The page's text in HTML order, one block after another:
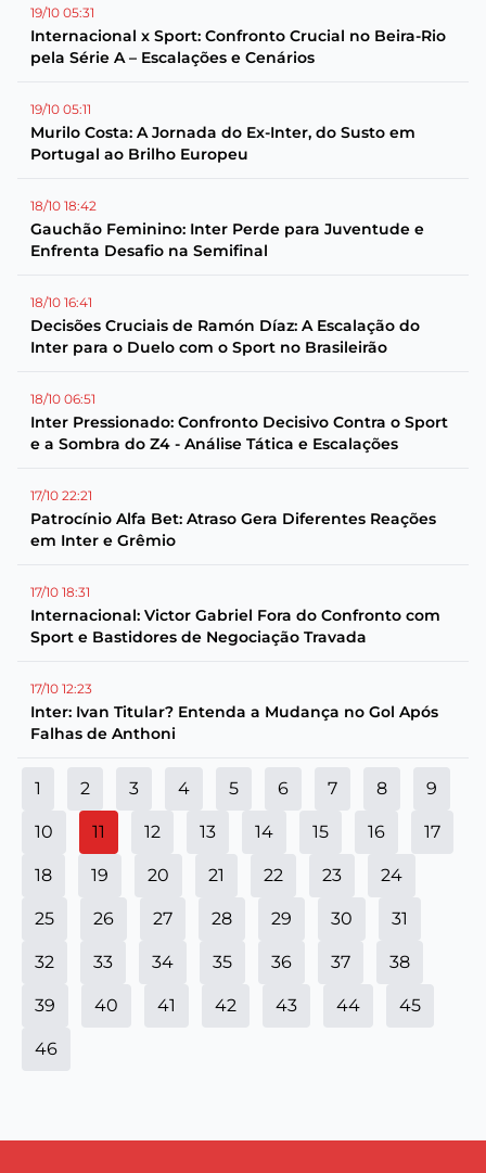
19/10 05:31
Internacional x Sport: Confronto Crucial no Beira-Rio
pela Série A – Escalações e Cenários
19/10 05:11
Murilo Costa: A Jornada do Ex-Inter, do Susto em
Portugal ao Brilho Europeu
18/10 18:42
Gauchão Feminino: Inter Perde para Juventude e
Enfrenta Desafio na Semifinal
18/10 16:41
Decisões Cruciais de Ramón Díaz: A Escalação do
Inter para o Duelo com o Sport no Brasileirão
18/10 06:51
Inter Pressionado: Confronto Decisivo Contra o Sport
e a Sombra do Z4 - Análise Tática e Escalações
17/10 22:21
Patrocínio Alfa Bet: Atraso Gera Diferentes Reações
em Inter e Grêmio
17/10 18:31
Internacional: Victor Gabriel Fora do Confronto com
Sport e Bastidores de Negociação Travada
17/10 12:23
Inter: Ivan Titular? Entenda a Mudança no Gol Após
Falhas de Anthoni
1 2 3 4 5 6 7 8 9
10 11 12 13 14 15 16 17
18 19 20 21 22 23 24
25 26 27 28 29 30 31
32 33 34 35 36 37 38
39 40 41 42 43 44 45
46